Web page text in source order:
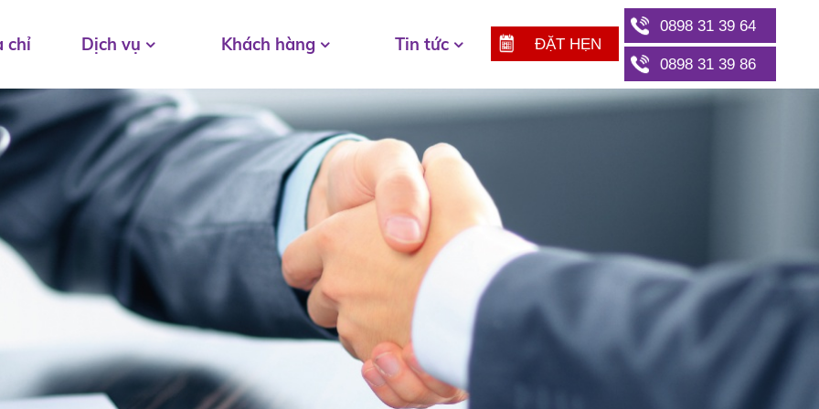
chỉ Dịch vụ Khách hàng Tin tức ĐẶT HẸN
0898 31 39 64
0898 31 39 86